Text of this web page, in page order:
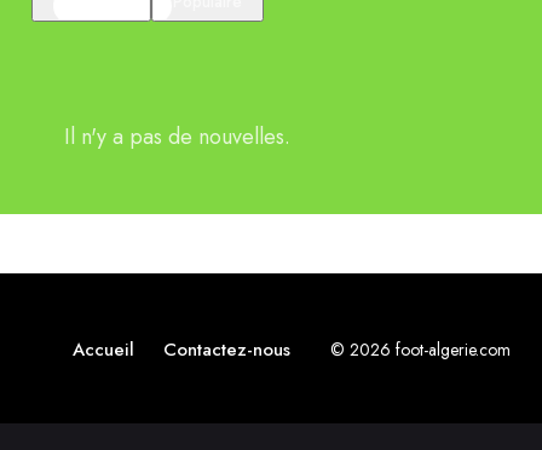
Il n'y a pas de nouvelles.
Accueil Contactez-nous © 2026 foot-algerie.com